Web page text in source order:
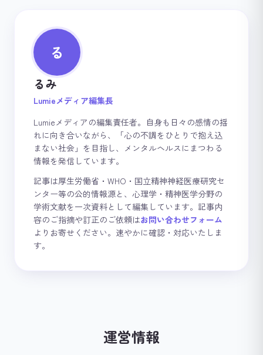
る
るみ
Lumieメディア編集長
Lumieメディアの編集責任者。自身も日々の感情の揺
れに向き合いながら、「心の不調をひとりで抱え込
まない社会」を目指し、メンタルヘルスにまつわる
情報を発信しています。
記事は厚生労働省・WHO・国立精神神経医療研究セ
ンター等の公的情報源と、心理学・精神医学分野の
学術文献を一次資料として編集しています。記事内
容のご指摘や訂正のご依頼はお問い合わせフォーム
よりお寄せください。速やかに確認・対応いたしま
す。
運営情報